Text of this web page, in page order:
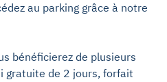
au parking grâce à notre
bénéficierez de plusieurs
gratuite de 2 jours, forfait